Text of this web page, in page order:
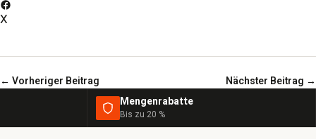
X
← Vorheriger Beitrag
Nächster Beitrag →
Mengenrabatte
Bis zu 20 %